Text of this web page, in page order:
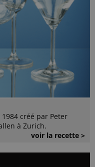
créé par Peter
à Zurich.
voir la recette >